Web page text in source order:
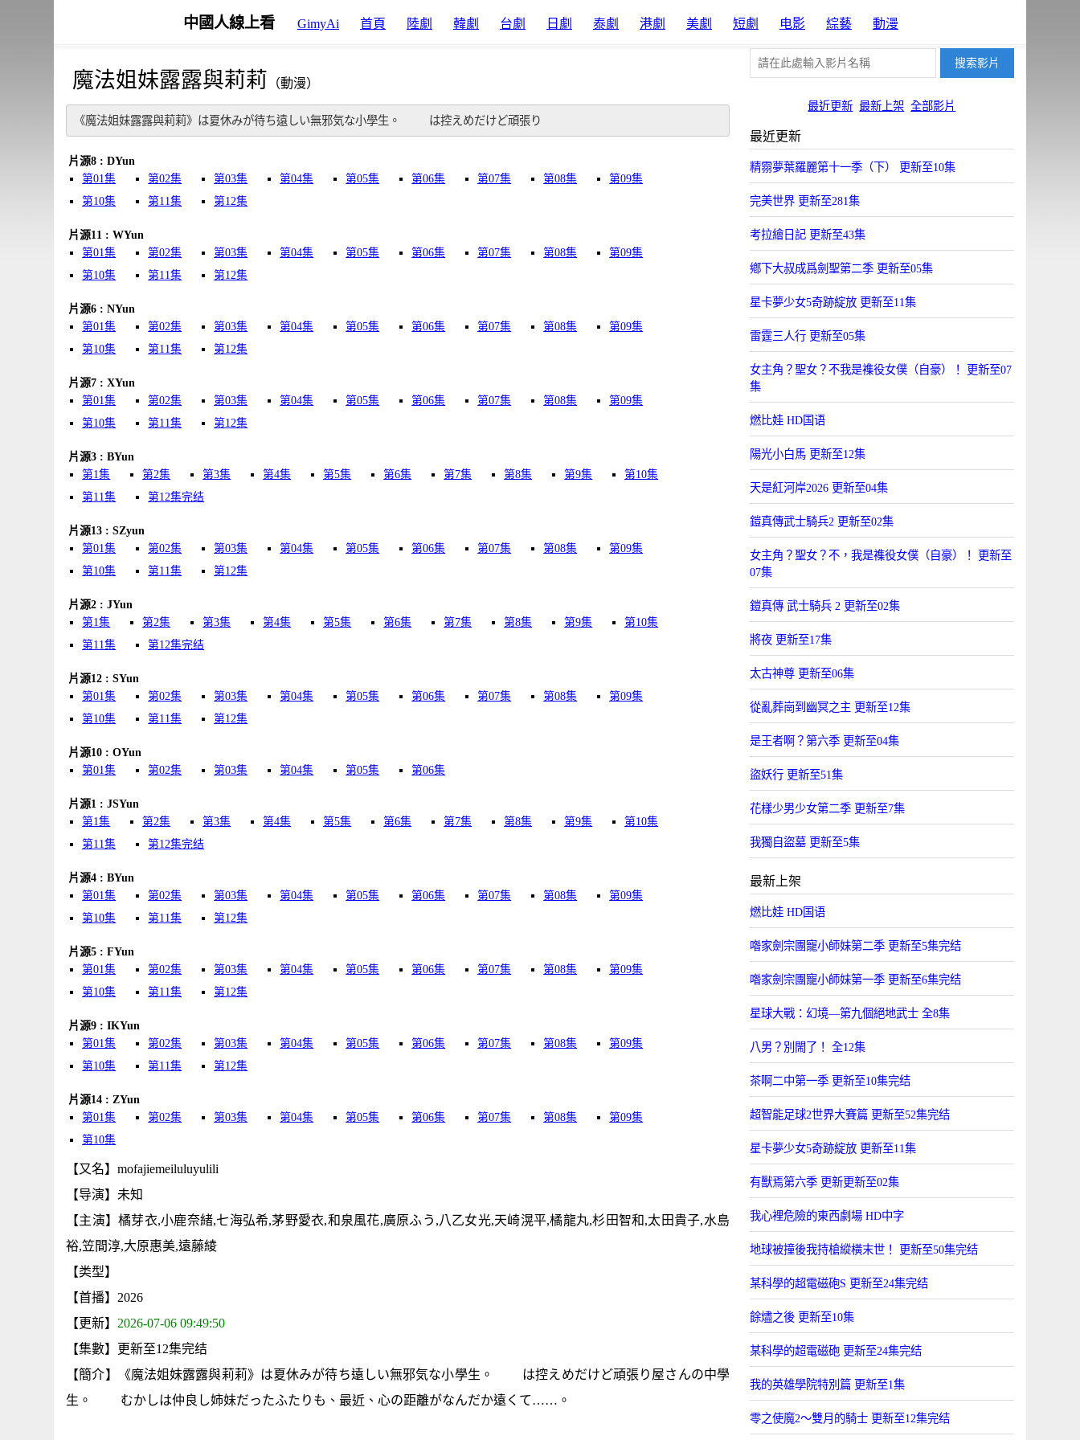
中國人線上看 GimyAi 首頁 陸劇 韓劇 台劇 日劇 泰劇 港劇 美劇 短劇 电影 綜藝 動漫
最近更新 最新上架 全部影片
魔法姐妹露露與莉莉 （動漫）
《魔法姐妹露露與莉莉》は夏休みが待ち遠しい無邪気な小學生。 　　は控えめだけど頑張り
片源8 : DYun
第01集
第02集 第03集 第04集 第05集 第06集 第07集 第08集
第09集
第10集
第11集 第12集
片源11 : WYun
第01集
第02集 第03集 第04集 第05集 第06集 第07集 第08集
第09集
第10集
第11集 第12集
片源6 : NYun
第01集
第02集 第03集 第04集 第05集 第06集 第07集 第08集
第09集
第10集
第11集 第12集
片源7 : XYun
第01集
第02集 第03集 第04集 第05集 第06集 第07集 第08集
第09集
第10集
第11集 第12集
片源3 : BYun
第1集
第2集 第3集 第4集 第5集 第6集 第7集 第8集 第9集
第10集
第11集
第12集完结
片源13 : SZyun
第01集
第02集 第03集 第04集 第05集 第06集 第07集 第08集
第09集
第10集
第11集 第12集
片源2 : JYun
第1集
第2集 第3集 第4集 第5集 第6集 第7集 第8集 第9集
第10集
第11集
第12集完结
片源12 : SYun
第01集
第02集 第03集 第04集 第05集 第06集 第07集 第08集
第09集
第10集
第11集 第12集
片源10 : OYun
第01集
第02集 第03集 第04集 第05集 第06集
片源1 : JSYun
第1集
第2集 第3集 第4集 第5集 第6集 第7集 第8集 第9集
第10集
第11集
第12集完结
片源4 : BYun
第01集
第02集 第03集 第04集 第05集 第06集 第07集 第08集
第09集
第10集
第11集 第12集
片源5 : FYun
第01集
第02集 第03集 第04集 第05集 第06集 第07集 第08集
第09集
第10集
第11集 第12集
片源9 : IKYun
第01集
第02集 第03集 第04集 第05集 第06集 第07集 第08集
第09集
第10集
第11集 第12集
片源14 : ZYun
第01集
第02集 第03集 第04集 第05集 第06集 第07集 第08集
第09集
第10集
【又名】mofajiemeiluluyulili
【导演】未知
【主演】橘芽衣,小鹿奈緒,七海弘希,茅野愛衣,和泉風花,廣原ふう,八乙女光,天崎滉平,橘龍丸,杉田智和,太田貴子,水島
裕,笠間淳,大原惠美,遠藤綾
【类型】
【首播】2026
【更新】 2026-07-06 09:49:50
【集數】更新至12集完结
【簡介】《魔法姐妹露露與莉莉》は夏休みが待ち遠しい無邪気な小學生。 は控えめだけど頑張り屋さんの中學
生。 むかしは仲良し姉妹だったふたりも、最近、心の距離がなんだか遠くて……。
最近更新
精霛夢葉羅麗第十一季（下） 更新至10集
完美世界 更新至281集
考拉繪日記 更新至43集
鄕下大叔成爲劍聖第二季 更新至05集
星卡夢少女5奇跡綻放 更新至11集
雷霆三人行 更新至05集
女主角？聖女？不我是襍役女僕（自豪）！ 更新至07
集
燃比娃 HD国语
陽光小白馬 更新至12集
天是紅河岸2026 更新至04集
鎧真傳武士騎兵2 更新至02集
女主角？聖女？不，我是襍役女僕（自豪）！ 更新至
07集
鎧真傳 武士騎兵 2 更新至02集
將夜 更新至17集
太古神尊 更新至06集
從亂葬崗到幽冥之主 更新至12集
是王者啊？第六季 更新至04集
盜妖行 更新至51集
花樣少男少女第二季 更新至7集
我獨自盜墓 更新至5集
最新上架
燃比娃 HD国语
喒家劍宗團寵小師妹第二季 更新至5集完结
喒家劍宗團寵小師妹第一季 更新至6集完结
星球大戰：幻境—第九個絕地武士 全8集
八男？別閙了！ 全12集
茶啊二中第一季 更新至10集完结
超智能足球2世界大賽篇 更新至52集完结
星卡夢少女5奇跡綻放 更新至11集
有獸焉第六季 更新更新至02集
我心裡危險的東西劇場 HD中字
地球被撞後我持槍縱橫末世！ 更新至50集完结
某科學的超電磁砲S 更新至24集完结
餘燼之後 更新至10集
某科學的超電磁砲 更新至24集完结
我的英雄學院特別篇 更新至1集
零之使魔2～雙月的騎士 更新至12集完结